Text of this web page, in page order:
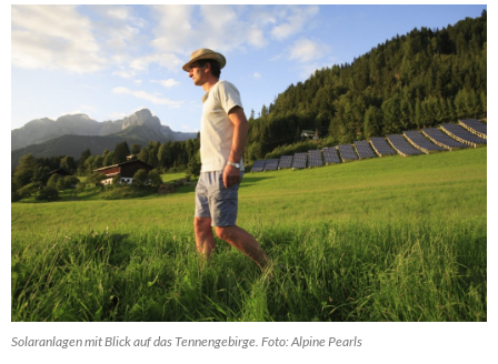
Solaranlagen mit Blick auf das Tennengebirge. Foto: Alpine Pearls